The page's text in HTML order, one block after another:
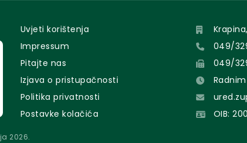
Uvjeti korištenja
Impressum
Pitajte nas
Izjava o pristupačnosti
Politika privatnosti
Postavke kolačića
049/
049/
OIB:
2026.